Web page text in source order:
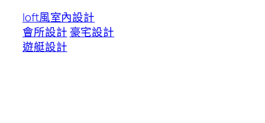
loft風室內設計
會所設計 豪宅設計
遊艇設計